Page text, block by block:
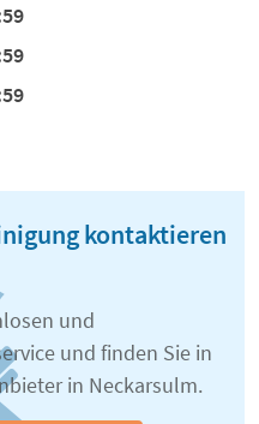
kontaktieren
und
und finden Sie in
in Neckarsulm.